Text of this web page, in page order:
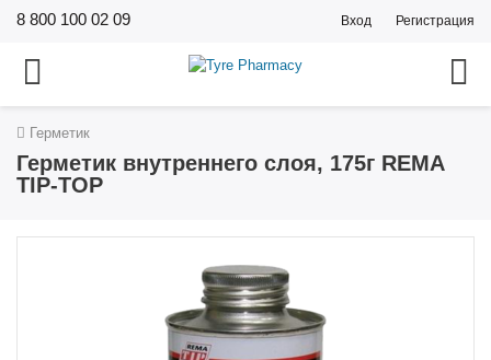
8 800 100 02 09 Вход Регистрация
Герметик
Герметик внутреннего слоя, 175г REMA
TIP-TOP